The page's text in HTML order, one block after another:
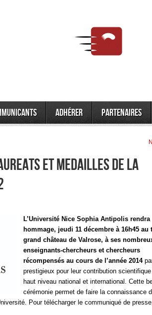
Adhérer Partenaires
ET MEDAILLES DE LA
L’Université Nice Sophia Antipolis rendra
hommage, jeudi 11 décembre à 16h45 au
grand château de Valrose, à ses
enseignants-chercheurs et chercheurs
récompensés au cours de l’année 2014
prestigieux pour leur contribution
haut niveau national et international. Cette
cérémonie permet de faire la connaissance
Pour télécharger le communiqué de